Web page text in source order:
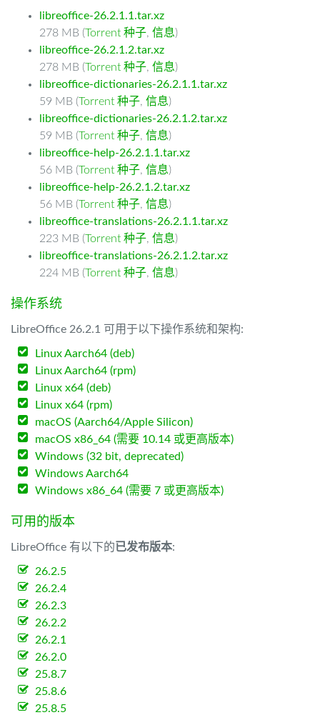
libreoffice-26.2.1.1.tar.xz
278 MB (Torrent 种子, 信息)
libreoffice-26.2.1.2.tar.xz
278 MB (Torrent 种子, 信息)
libreoffice-dictionaries-26.2.1.1.tar.xz
59 MB (Torrent 种子, 信息)
libreoffice-dictionaries-26.2.1.2.tar.xz
59 MB (Torrent 种子, 信息)
libreoffice-help-26.2.1.1.tar.xz
56 MB (Torrent 种子, 信息)
libreoffice-help-26.2.1.2.tar.xz
56 MB (Torrent 种子, 信息)
libreoffice-translations-26.2.1.1.tar.xz
223 MB (Torrent 种子, 信息)
libreoffice-translations-26.2.1.2.tar.xz
224 MB (Torrent 种子, 信息)
操作系统
LibreOffice 26.2.1 可用于以下操作系统和架构:
Linux Aarch64 (deb)
Linux Aarch64 (rpm)
Linux x64 (deb)
Linux x64 (rpm)
macOS (Aarch64/Apple Silicon)
macOS x86_64 (需要 10.14 或更高版本)
Windows (32 bit, deprecated)
Windows Aarch64
Windows x86_64 (需要 7 或更高版本)
可用的版本
LibreOffice 有以下的已发布版本:
26.2.5
26.2.4
26.2.3
26.2.2
26.2.1
26.2.0
25.8.7
25.8.6
25.8.5